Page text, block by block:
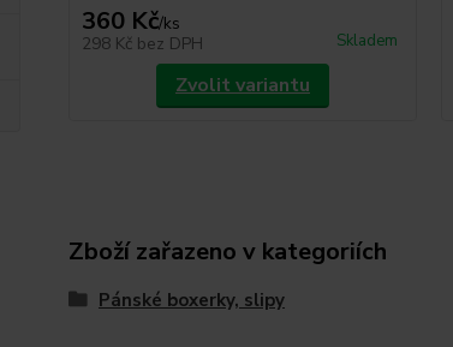
360 Kč/ks
298 Kč bez DPH Skladem
Zvolit variantu
Zboží zařazeno v kategoriích
Pánské boxerky, slipy